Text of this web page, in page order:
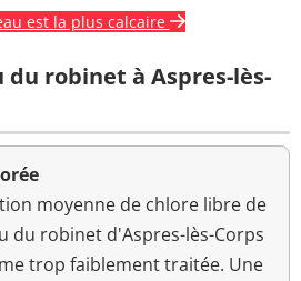
est la plus calcaire
du robinet à Aspres-lès-
moyenne de chlore libre de
du robinet d'Aspres-lès-Corps
trop faiblement traitée. Une